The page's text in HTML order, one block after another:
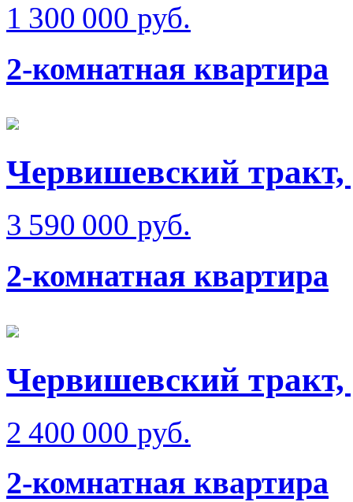
1 300 000 руб.
2-комнатная квартира
Червишевский
3 590 000 руб.
2-комнатная квартира
Червишевский
2 400 000 руб.
2-комнатная квартира